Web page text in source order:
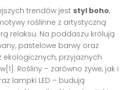
trendów jest styl boho,
roślinne z artystyczną
relaksu. Na poddaszu królują
pastelowe barwy oraz
przyjaznych
Rośliny – zarówno żywe, jak i
lampki LED – budują